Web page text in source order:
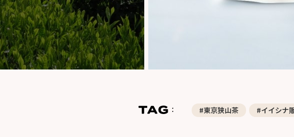
#東京狭山茶 #イイシナ